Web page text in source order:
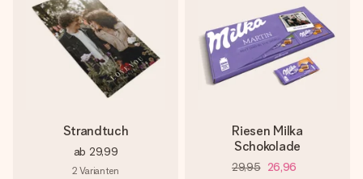
Strandtuch
ab 29,99
2 Varianten
Riesen Milka
Schokolade
29,95 26,96